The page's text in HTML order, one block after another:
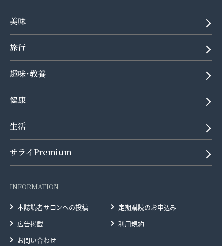
美味
旅行
趣味･教養
健康
生活
サライPremium
INFORMATION
本誌読者サロンへの投稿
定期購読のお申込み
広告掲載
利用規約
お問い合わせ